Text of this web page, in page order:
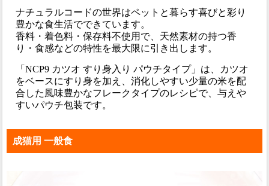
ナチュラルコードの世界はペットと暮らす喜びと彩り
豊かな食生活でできています。
香料・着色料・保存料不使用で、天然素材の持つ香
り・食感などの特性を最大限に引き出します。
「NCP9 カツオ すり身入り パウチタイプ」は、カツオ
をベースにすり身を加え、消化しやすい少量の米を配
合した風味豊かなフレークタイプのレシピで、与えや
すいパウチ包装です。
成猫用 一般食